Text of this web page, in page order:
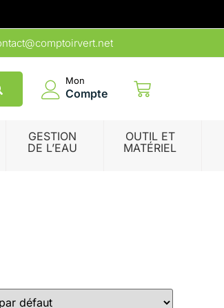
Mon
Compte
GESTION
DE L’EAU
OUTIL ET
MATÉRIEL